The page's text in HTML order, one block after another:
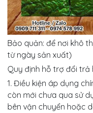
Bảo quản: để nơi khô
từ ngày sản xuất)
Quy định hỗ trợ đổi trả
1. Điều kiện áp dụng
còn mới chưa qua sử
bên vận chuyển hoặc